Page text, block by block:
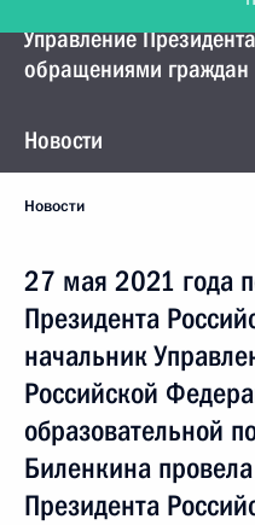
Управление
обращениями граждан
Новости
Новости
27 мая 2021 года
Президента
начальник
Российской
образовательной
Биленкина
Президента